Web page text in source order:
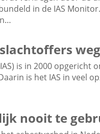
in de IAS
is in 2000 opgericht
is het IAS in veel
nooit te